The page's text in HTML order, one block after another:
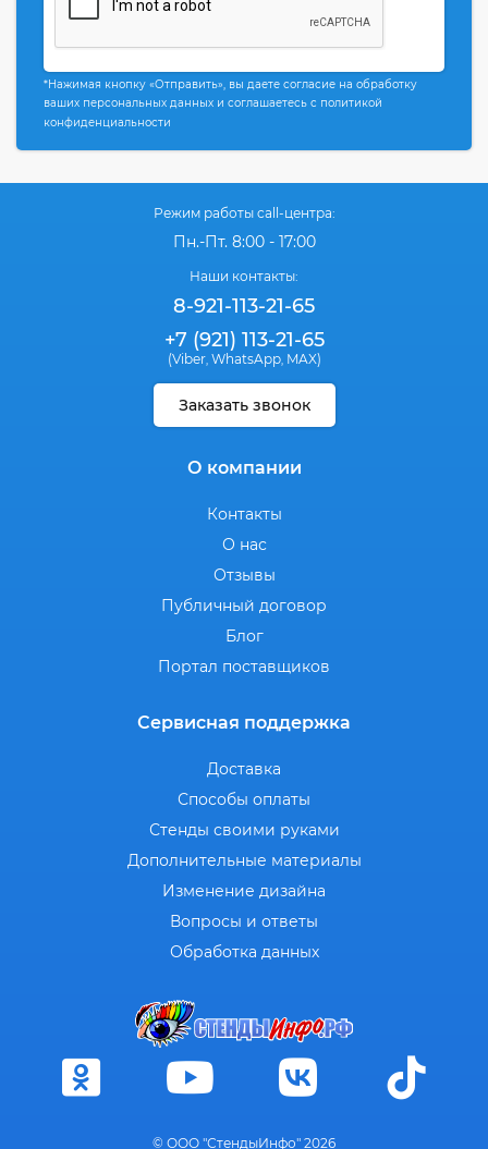
*Нажимая кнопку «Отправить», вы даете согласие на обработку
ваших персональных данных и соглашаетесь с политикой
конфиденциальности
Режим работы call-центра:
Пн.-Пт. 8:00 - 17:00
Наши контакты:
8-921-113-21-65
+7 (921) 113-21-65
(Viber, WhatsApp, MAX)
Заказать звонок
О компании
Контакты
О нас
Отзывы
Публичный договор
Блог
Портал поставщиков
Сервисная поддержка
Доставка
Способы оплаты
Стенды своими руками
Дополнительные материалы
Изменение дизайна
Вопросы и ответы
Обработка данных
© ООО "СтендыИнфо" 2026